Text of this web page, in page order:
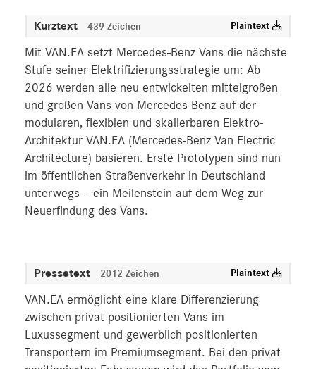
Kurztext 439 Zeichen Plaintext
Mit VAN.EA setzt Mercedes‑Benz Vans die nächste
Stufe seiner Elektrifizierungsstrategie um: Ab
2026 werden alle neu entwickelten mittelgroßen
und großen Vans von Mercedes-Benz auf der
modularen, flexiblen und skalierbaren Elektro-
Architektur VAN.EA (Mercedes-Benz Van Electric
Architecture) basieren. Erste Prototypen sind nun
im öffentlichen Straßenverkehr in Deutschland
unterwegs – ein Meilenstein auf dem Weg zur
Neuerfindung des Vans.
Pressetext 2012 Zeichen Plaintext
VAN.EA ermöglicht eine klare Differenzierung
zwischen privat positionierten Vans im
Luxussegment und gewerblich positionierten
Transportern im Premiumsegment. Bei den privat